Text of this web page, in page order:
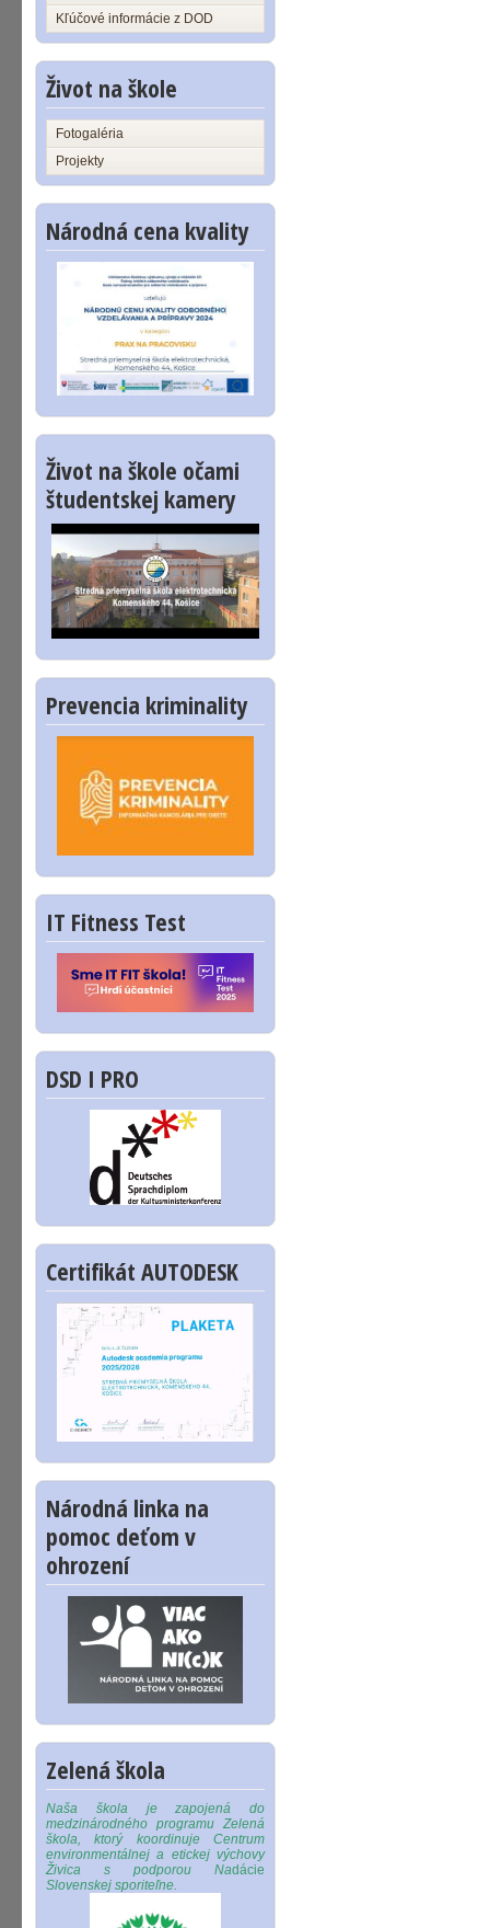
Kľúčové informácie z DOD
Život na škole
Fotogaléria
Projekty
Národná cena kvality
Život na škole očami
študentskej kamery
Prevencia kriminality
IT Fitness Test
DSD I PRO
Certifikát AUTODESK
Národná linka na
pomoc deťom v
ohrození
Zelená škola
Naša škola je zapojená do
medzinárodného programu Zelená
škola, ktorý koordinuje Centrum
environmentálnej a etickej výchovy
Živica s podporou Nadácie
Slovenskej sporiteľne.